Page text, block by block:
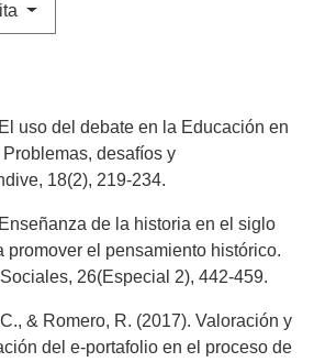
uso del debate en la Educación en
desafíos y
18(2), 219-234.
de la historia en el siglo
promover el pensamiento histórico.
26(Especial 2), 442-459.
& Romero, R. (2017). Valoración y
del e-portafolio en el proceso de